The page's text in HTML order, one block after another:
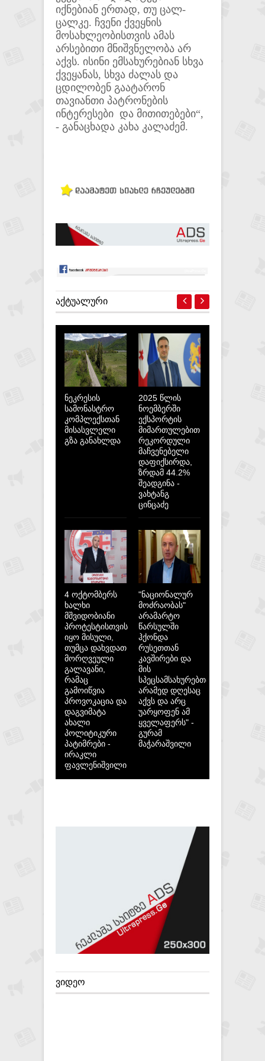
იქნებიან ერთად, თუ ცალ-
ცალკე. ჩვენი ქვეყნის
მოსახლეობისთვის ამას
არსებითი მნიშვნელობა არ
აქვს. ისინი ემსახურებიან სხვა
ქვეყანას, სხვა ძალას და
ცდილობენ გაატარონ
თავიანთი პატრონების
ინტერესები და მითითებები“,
- განაცხადა კახა კალაძემ.
ᲐᲥᲢᲣᲐᲚᲣᲠᲘ
ნეკრესის
სამონასტრო
კომპლექსთან
მისასვლელი
გზა განახლდა
2025 წლის
ნოემბერში
ექსპორტის
მიმართულებით
რეკორდული
მაჩვენებელი
დაფიქსირდა,
ზრდამ 44.2%
შეადგინა -
ვახტანგ
ცინცაძე
4 ოქტომბერს
ხალხი
მშვიდობიანი
პროტესტისთვის
იყო მისული,
თუმცა დახვდათ
მორღვეული
გალავანი,
რამაც
გამოიწვია
პროვოკაცია და
დაგვიმატა
ახალი
პოლიტიკური
პატიმრები -
ირაკლი
ფავლენიშვილი
"ნაციონალურ
მოძრაობას"
არამარტო
წარსულში
ჰქონდა
რუსეთთან
კავშირები და
მის
სპეცსამსახურებთან,
არამედ დღესაც
აქვს და არც
უარყოფენ ამ
ყველაფერს" -
გურამ
მაჭარაშვილი
ᲕᲘᲓᲔᲝ